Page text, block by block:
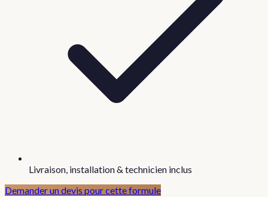
Livraison, installation & technicien inclus
Demander un devis pour cette formule